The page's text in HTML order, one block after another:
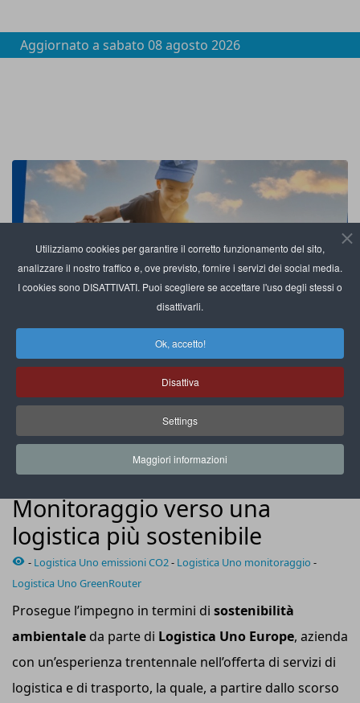
Utilizziamo cookies per garantire il corretto funzionamento del sito,
analizzare il nostro traffico e, ove previsto, fornire i servizi dei social media.
I cookies sono DISATTIVATI. Puoi scegliere se accettare l'uso degli stessi o
disattivarli.
Ok, accetto!
Disattiva
Settings
Maggiori informazioni
Aggiornato a sabato 08 agosto 2026
L’azienda fornisce non solo un resoconto delle emissioni di
CO2e prodotte, ma anche il risparmio effettivo in tonnellate
Monitoraggio verso una
logistica più sostenibile
- Logistica Uno emissioni CO2- Logistica Uno monitoraggio -
Logistica Uno GreenRouter
Prosegue l’impegno in termini di sostenibilità
ambientale da parte di Logistica Uno Europe, azienda
con un’esperienza trentennale nell’offerta di servizi di
logistica e di trasporto, la quale, a partire dallo scorso